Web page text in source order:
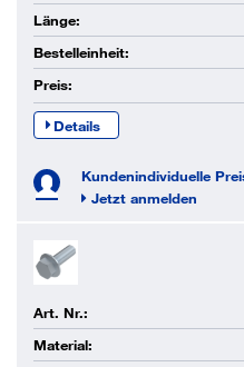
Länge:
Bestelleinheit:
Preis:
Details
Kundenindividuelle
Jetzt anmelden
Art. Nr.:
Material: